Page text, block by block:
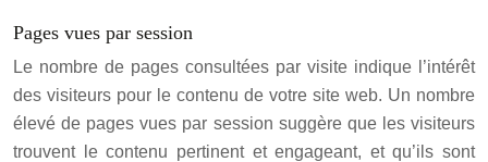
Pages vues par session
Le nombre de pages consultées par visite indique l’intérêt
des visiteurs pour le contenu de votre site web. Un nombre
élevé de pages vues par session suggère que les visiteurs
trouvent le contenu pertinent et engageant, et qu’ils sont